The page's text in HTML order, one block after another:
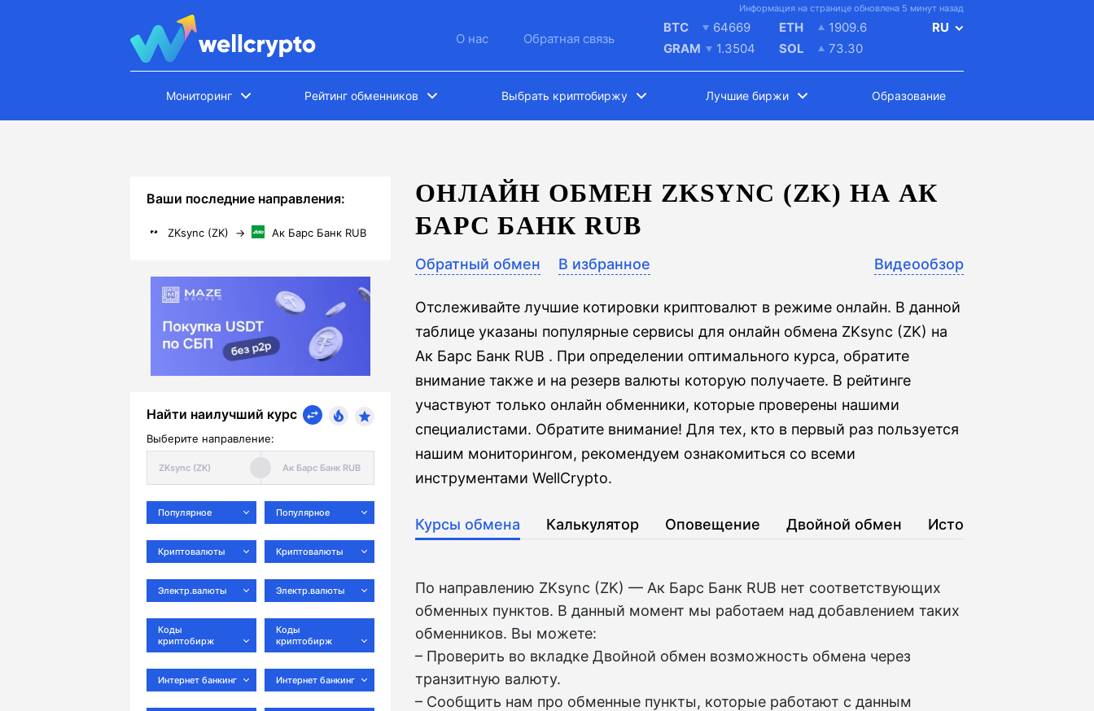
Информация на странице обновлена 5 минут назад
О нас Обратная связь
BTC
64669
GRAM
1.3504
ETH
1909.6
SOL
73.30
RU
Мониторинг Рейтинг обменников Выбрать криптобиржу Лучшие биржи Образование
Ваши последние направления:
ZKsync (ZK) → Ак Барс Банк RUB
Найти наилучший курс
Выберите направление:
Популярное
Криптовалюты
Электр.валюты
Коды
криптобирж
Интернет банкинг
Популярное
Криптовалюты
Электр.валюты
Коды
криптобирж
Интернет банкинг
ОНЛАЙН ОБМЕН ZKSYNC (ZK) НА АК
БАРС БАНК RUB
Обратный обмен В избранное Видеообзор
Отслеживайте лучшие котировки криптовалют в режиме онлайн. В данной
таблице указаны популярные сервисы для онлайн обмена ZKsync (ZK) на
Ак Барс Банк RUB . При определении оптимального курса, обратите
внимание также и на резерв валюты которую получаете. В рейтинге
участвуют только онлайн обменники, которые проверены нашими
специалистами. Обратите внимание! Для тех, кто в первый раз пользуется
нашим мониторингом, рекомендуем ознакомиться со всеми
инструментами WellCrypto.
Курсы обмена Калькулятор Оповещение Двойной обмен История
По направлению ZKsync (ZK) — Ак Барс Банк RUB нет соответствующих
обменных пунктов. В данный момент мы работаем над добавлением таких
обменников. Вы можете:
– Проверить во вкладкe Двойной обмен возможность обмена через
транзитную валюту.
– Сообщить нам про обменные пункты, которые работают с данным